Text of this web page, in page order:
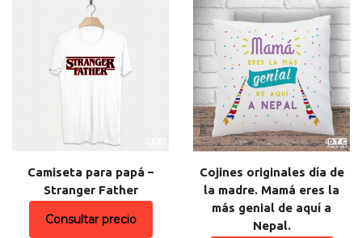
Camiseta para papá –
Stranger Father
Consultar precio
Cojines originales día de
la madre. Mamá eres la
más genial de aquí a
Nepal.